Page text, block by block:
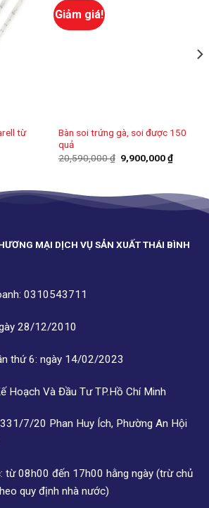
từ
Giảm giá!
Bàn soi trứng gà, soi được 150
quả
20,590,000₫ Giá
gốc
9,900,000₫Giá
hiện
MẠI DỊCH VỤ SẢN XUẤT THÁI BÌNH
0310543711
28/12/2010
thứ 6: ngày 14/02/2023
Hoạch Và Đầu Tư TP.Hồ Chí Minh
7/20 Phan Huy Ích, Phường An Hội
từ 08h00 đến 17h00 hằng ngày (trừ chủ
quy định nhà nước)